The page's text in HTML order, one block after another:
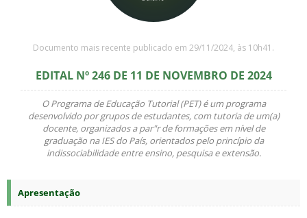
Documento mais recente publicado em 29/11/2024, às 10h41.
EDITAL Nº 246 DE 11 DE NOVEMBRO DE 2024
O Programa de Educação Tutorial (PET) é um programa
desenvolvido por grupos de estudantes, com tutoria de um(a)
docente, organizados a par"r de formações em nível de
graduação na IES do País, orientados pelo princípio da
indissociabilidade entre ensino, pesquisa e extensão.
Apresentação